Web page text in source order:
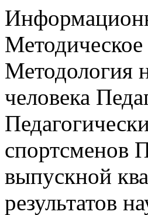
Методическое
Методология
человека
спортсменов
выпускной
результатов